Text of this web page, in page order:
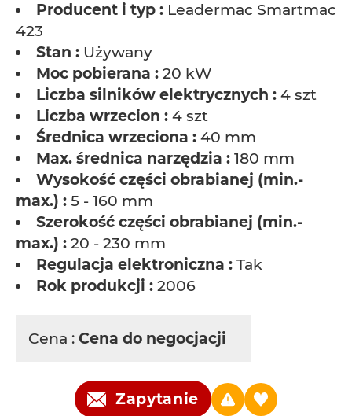
Producent i typ : Leadermac Smartmac
423
Stan : Używany
Moc pobierana : 20 kW
Liczba silników elektrycznych : 4 szt
Liczba wrzecion : 4 szt
Średnica wrzeciona : 40 mm
Max. średnica narzędzia : 180 mm
Wysokość części obrabianej (min.-
max.) : 5 - 160 mm
Szerokość części obrabianej (min.-
max.) : 20 - 230 mm
Regulacja elektroniczna : Tak
Rok produkcji : 2006
Cena : Cena do negocjacji
Zapytanie